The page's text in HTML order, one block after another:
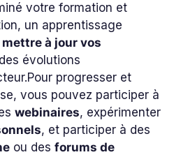
votre formation et
un apprentissage
mettre à jour vos
évolutions
Pour progresser et
vous pouvez participer à
webinaires, expérimenter
, et participer à des
ou des forums de